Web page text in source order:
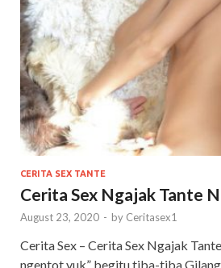
CERITA SEX TANTE
Cerita Sex Ngajak Tante
August 23, 2020 - by Ceritasex1
Cerita Sex – Cerita Sex Ngajak
ngentot yuk” begitu tiba-tiba